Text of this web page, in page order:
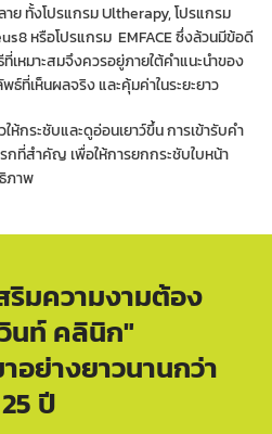
าย ทั้งโปรแกรม Ultherapy, โปรแกรม
หรือโปรแกรม EMFACE ซึ่งล้วนมีข้อดี
เหมาะสมจึงควรอยู่ภายใต้คำแนะนำของ
ที่เห็นผลจริง และคุ้มค่าในระยะยาว
ระชับและดูอ่อนเยาว์ขึ้น การเข้ารับคำ
ที่สำคัญ เพื่อให้การยกกระชับใบหน้า
ภาพ
ริมความงามต้อง
นท์ คลินิก"
อย่างยาวนานกว่า
25 ปี